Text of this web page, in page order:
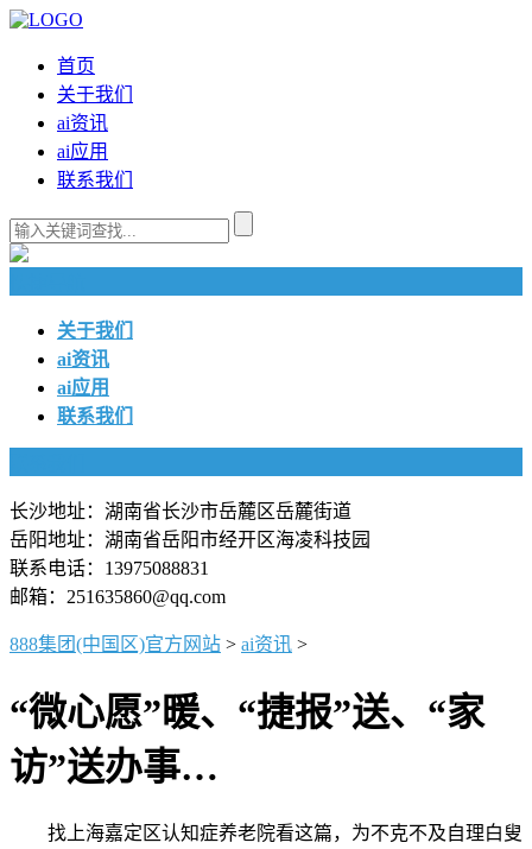
首页
关于我们
ai资讯
ai应用
联系我们
关于我们
ai资讯
ai应用
联系我们
长沙地址：湖南省长沙市岳麓区岳麓街道
岳阳地址：湖南省岳阳市经开区海凌科技园
联系电话：13975088831
邮箱：251635860@qq.com
888集团(中国区)官方网站 > ai资讯 >
“微心愿”暖、“捷报”送、“家
访”送办事…
找上海嘉定区认知症养老院看这篇，为不克不及自理白叟